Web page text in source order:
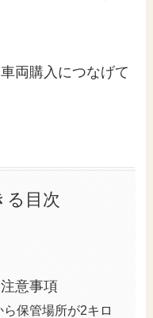
両購入につなげて
る目次
意事項
保管場所が2キロ